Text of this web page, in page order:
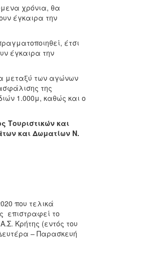
χρόνια, θα
έγκαιρα την
έτσι
έγκαιρα την
μεταξύ των αγώνων
της
1.000μ, καθώς και ο
Τουριστικών και
και Δωματίων Ν.
που τελικά
επιστραφεί το
Κρήτης (εντός του
– Παρασκευή